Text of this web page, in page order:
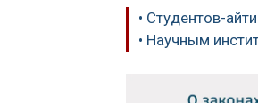
• Студентов-
• Научным